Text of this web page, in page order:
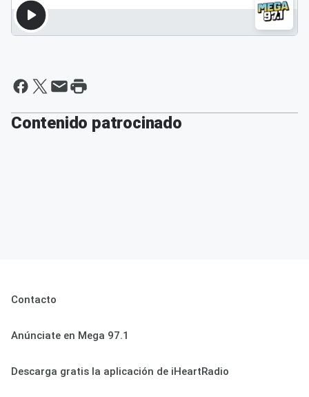
Contenido patrocinado
Contacto
Anúnciate en Mega 97.1
Descarga gratis la aplicación de iHeartRadio